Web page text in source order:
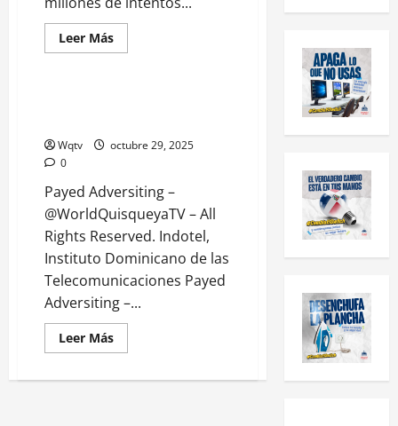
Leer Más
INDOTEL
Payed Adversiting
Wqtv
octubre 29, 2025
0
Payed Adversiting –
@WorldQuisqueyaTV – All
Rights Reserved. Indotel,
Instituto Dominicano de las
Telecomunicaciones Payed
Adversiting –...
Leer Más